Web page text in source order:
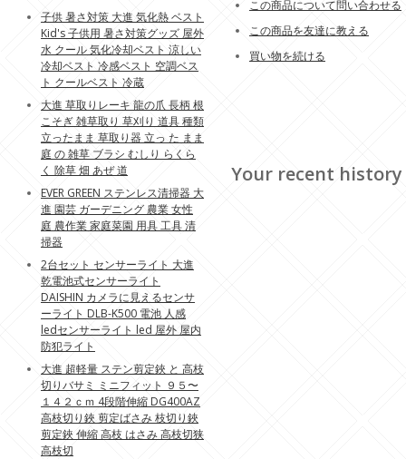
この商品について問い合わせる
この商品を友達に教える
買い物を続ける
Your recent history
子供 暑さ対策 大進 気化熱 ベスト
Kid's 子供用 暑さ対策グッズ 屋外
水 クール 気化冷却ベスト 涼しい
冷却ベスト 冷感ベスト 空調ベス
ト クールベスト 冷蔵
大進 草取りレーキ 龍の爪 長柄 根
こそぎ 雑草取り 草刈り 道具 種類
立ったまま 草取り器 立っ た まま
庭 の 雑草 ブラシ むしり らくら
く 除草 畑 あぜ 道
EVER GREEN ステンレス清掃器 大
進 園芸 ガーデニング 農業 女性
庭 農作業 家庭菜園 用具 工具 清
掃器
2台セット センサーライト 大進
乾電池式センサーライト
DAISHIN カメラに見えるセンサ
ーライト DLB-K500 電池 人感
ledセンサーライト led 屋外 屋内
防犯ライト
大進 超軽量 ステン剪定鋏 と 高枝
切りバサミ ミニフィット ９５〜
１４２ｃｍ 4段階伸縮 DG400AZ
高枝切り鋏 剪定ばさみ 枝切り鋏
剪定鋏 伸縮 高枝 はさみ 高枝切狭
高枝切